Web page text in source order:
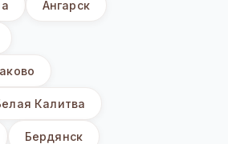
Ангарск
Калитва
Бердянск